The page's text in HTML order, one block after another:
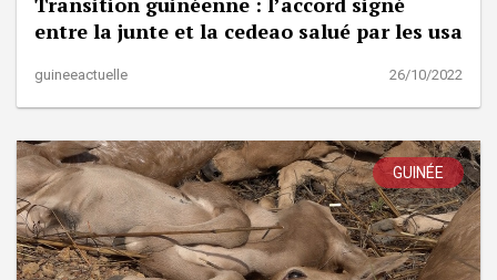
entre la junte et la cedeao salué par les usa
guineeactuelle 26/10/2022
GUINÉE